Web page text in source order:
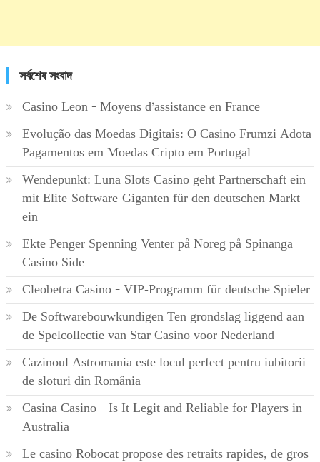
সর্বশেষ সংবাদ
Casino Leon – Moyens d’assistance en France
Evolução das Moedas Digitais: O Casino Frumzi Adota
Pagamentos em Moedas Cripto em Portugal
Wendepunkt: Luna Slots Casino geht Partnerschaft ein
mit Elite-Software-Giganten für den deutschen Markt
ein
Ekte Penger Spenning Venter på Noreg på Spinanga
Casino Side
Cleobetra Casino – VIP-Programm für deutsche Spieler
De Softwarebouwkundigen Ten grondslag liggend aan
de Spelcollectie van Star Casino voor Nederland
Cazinoul Astromania este locul perfect pentru iubitorii
de sloturi din România
Casina Casino – Is It Legit and Reliable for Players in
Australia
Le casino Robocat propose des retraits rapides, de gros